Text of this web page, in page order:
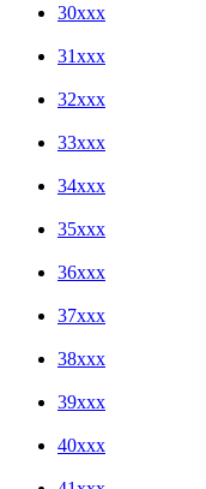
30xxx
31xxx
32xxx
33xxx
34xxx
35xxx
36xxx
37xxx
38xxx
39xxx
40xxx